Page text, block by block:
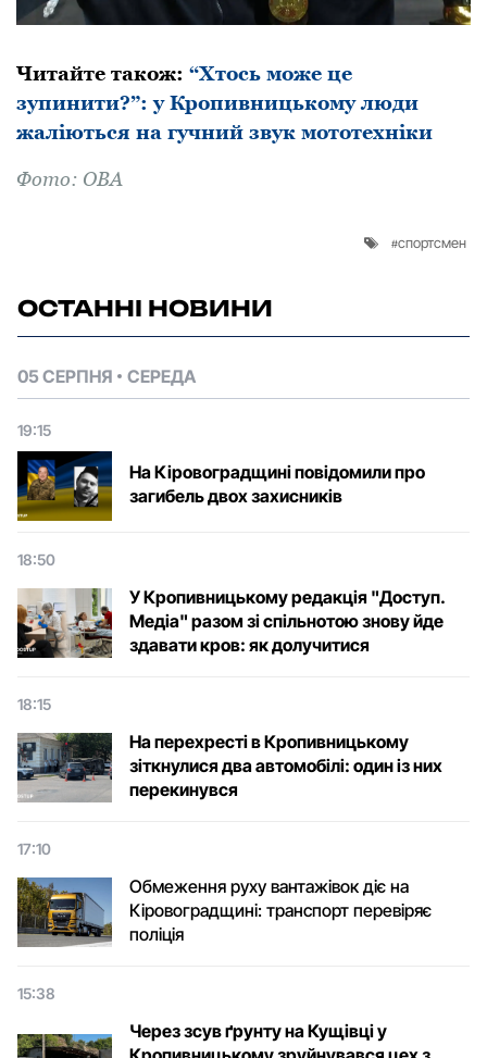
Читайте такoж: “Хтось може це
зупинити?”: у Кропивницькому люди
жаліються на гучний звук мототехніки
Фoтo: ОВА
спортсмен
ОСТАННІ НОВИНИ
05 СЕРПНЯ СЕРЕДА
19:15
На Кіровоградщині повідомили про
загибель двох захисників
18:50
У Кропивницькому редакція "Доступ.
Медіа" разом зі спільнотою знову йде
здавати кров: як долучитися
18:15
На перехресті в Кропивницькому
зіткнулися два автомобілі: один із них
перекинувся
17:10
Обмеження руху вантажівок діє на
Кіровоградщині: транспорт перевіряє
поліція
15:38
Через зсув ґрунту на Кущівці у